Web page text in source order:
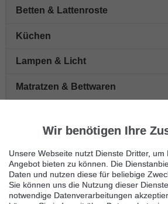
Betten & Lattenroste
Küchen
Lampen & Licht
Matratzen & Bettwaren
Schränke & Vitrinen
Stühle
Tische
Wir benötigen Ihre
Unsere Webseite nutzt Dienste Dritter,
Angebot bieten zu können. Die
Daten und nutzen diese für beliebige
Sie können uns die Nutzung dieser
notwendige Datenverarbeitungen